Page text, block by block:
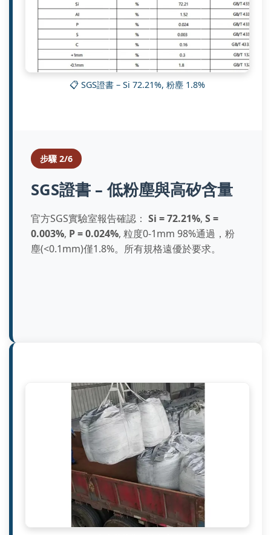
步驟 2/6
SGS證書 – 低粉塵與高矽含量
官方SGS實驗室報告確認： Si = 72.21%, S =
0.003%, P = 0.024%, 粒度0-1mm 98%通過，粉
塵(<0.1mm)僅1.8%。所有規格遠優於要求。
📋 SGS證書 – Si 72.21%, 粉塵 1.8%